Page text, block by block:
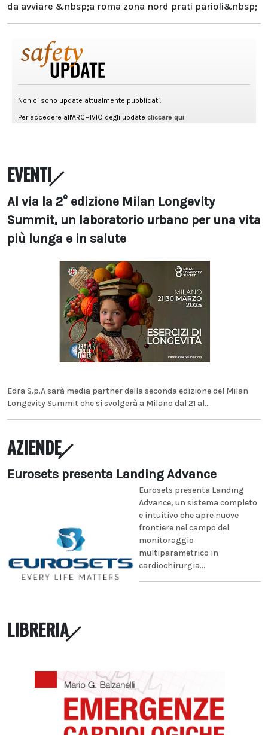
da avviare &nbsp;a roma zona nord prati parioli&nbsp;
EVENTI
Al via la 2° edizione Milan Longevity
Summit, un laboratorio urbano per una vita
più lunga e in salute
Edra S.p.A sarà media partner della seconda edizione del Milan
Longevity Summit che si svolgerà a Milano dal 21 al...
AZIENDE
Eurosets presenta Landing Advance
Eurosets presenta Landing
Advance, un sistema completo
e intuitivo che apre nuove
frontiere nel campo del
monitoraggio
multiparametrico in
cardiochirurgia...
LIBRERIA